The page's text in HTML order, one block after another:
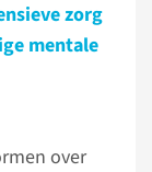
zorg
mentale
over